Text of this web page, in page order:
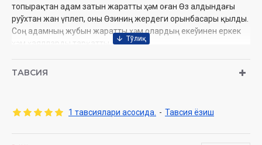
топырақтан адам затын жаратты ҳәм оған Өз алдындағы
руўхтан жан үплеп, оны Өзиниң жердеги орынбасары қылды.
Соң адамның жубын жаратты ҳәм олардың екеўинен еркек
ҳәм ҳаялларды тарқатты.
ибарат етип жаратқанда олардың ҳәр бирине өзине тән
қайым боламан дегенге шекем ҳадалпәк жол менен даўам
ТАВСИЯ
1 тавсиялари асосида. - Тавсия ёзиш